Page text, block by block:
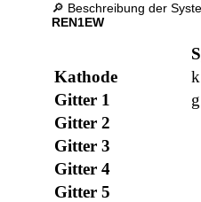
🔎 Beschreibung der
REN1EW
Kathode
k
Gitter 1
g
Gitter 2
Gitter 3
Gitter 4
Gitter 5